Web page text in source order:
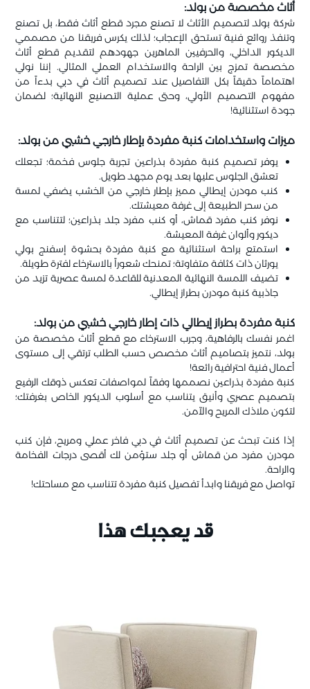
أثاث مخصصة من بولد:
شركة بولد لتصميم الأثاث لا تصنع مجرد قطع أثاث فقط، بل تصنع
وتنفذ روائع فنية تستحق الإعجاب؛ لذلك يكرس فريقنا من مصممي
الديكور الداخلي، والحرفيين الماهرين جهودهم لتقديم قطع أثاث
مخصصة تمزج بين الراحة والاستخدام العملي المثالي. إننا نولي
اهتماماً دقيقاً بكل التفاصيل عند تصميم أثاث في دبي بدءاً من
مفهوم التصميم الأولي، وحتى عملية التصنيع النهائية؛ لضمان
جودة استثنائية!
ميزات واستخدامات كنبة مفردة بإطار خارجي خشبي من بولد:
يوفر تصميم كنبة مفردة بذراعين تجربة جلوس فخمة؛ تجعلك
تعشق الجلوس عليها بعد يوم مجهد طويل.
كنب مودرن إيطالي مميز بإطار خارجي من الخشب يضفي لمسة
من سحر الطبيعة إلى غرفة معيشتك.
نوفر كنب مفرد قماش، أو كنب مفرد جلد بذراعين؛ لتتناسب مع
ديكور وألوان غرفة المعيشة.
استمتع براحة استثنائية مع كنبة مفردة بحشوة إسفنج بولي
يورثان ذات كثافة متفاوتة؛ تمنحك شعوراً بالاسترخاء لفترة طويلة.
تضيف اللمسة النهائية المعدنية للقاعدة لمسة عصرية تزيد من
جاذبية كنبة مودرن بطراز إيطالي.
كنبة مفردة بطراز إيطالي ذات إطار خارجي خشبي من بولد:
اغمر نفسك بالرفاهية، وجرب الاسترخاء مع قطع أثاث مخصصة من
بولد، نتميز بتصاميم أثاث مخصص حسب الطلب ترتقي إلى مستوى
أعمال فنية احترافية رائعة!
كنبة مفردة بذراعين نصممها وفقاً لمواصفات تعكس ذوقك الرفيع
بتصميم عصري وأنيق يتناسب مع أسلوب الديكور الخاص بغرفتك؛
لتكون ملاذك المريح والآمن.
إذا كنت تبحث عن تصميم أثاث في دبي فاخر عملي ومريح، فإن كنب
مودرن مفرد من قماش أو جلد ستؤمن لك أقصى درجات الفخامة
والراحة.
تواصل مع فريقنا وابدأ تفصيل كنبة مفردة تتناسب مع مساحتك!
قد يعجبك هذا